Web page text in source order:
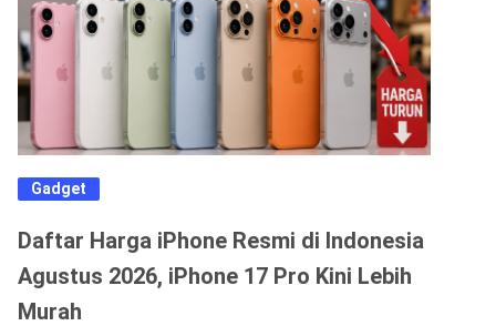
Gadget
Daftar Harga iPhone Resmi di Indonesia
Agustus 2026, iPhone 17 Pro Kini Lebih
Murah